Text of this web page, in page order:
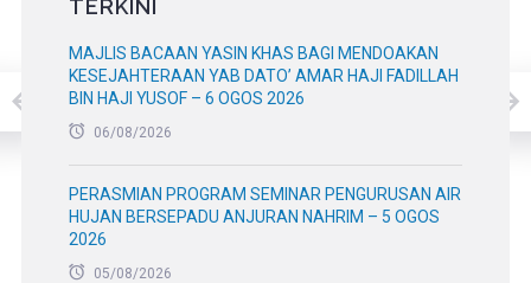
TERKINI
MAJLIS BACAAN YASIN KHAS BAGI MENDOAKAN
KESEJAHTERAAN YAB DATO’ AMAR HAJI FADILLAH
BIN HAJI YUSOF – 6 OGOS 2026
06/08/2026
PERASMIAN PROGRAM SEMINAR PENGURUSAN AIR
HUJAN BERSEPADU ANJURAN NAHRIM – 5 OGOS
2026
05/08/2026